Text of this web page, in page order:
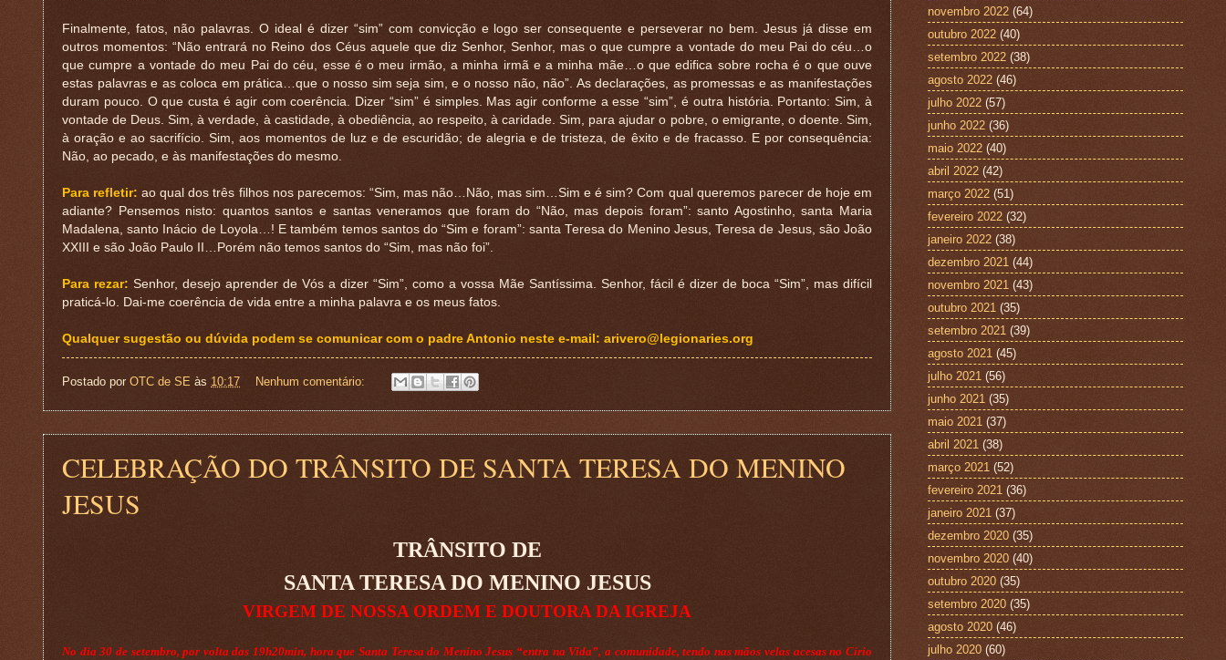
Finalmente, fatos, não palavras. O ideal é dizer “sim” com convicção e logo ser consequente e perseverar no bem. Jesus já disse em
outros momentos: “Não entrará no Reino dos Céus aquele que diz Senhor, Senhor, mas o que cumpre a vontade do meu Pai do céu…o
que cumpre a vontade do meu Pai do céu, esse é o meu irmão, a minha irmã e a minha mãe…o que edifica sobre rocha é o que ouve
estas palavras e as coloca em prática…que o nosso sim seja sim, e o nosso não, não”. As declarações, as promessas e as manifestações
duram pouco. O que custa é agir com coerência. Dizer “sim” é simples. Mas agir conforme a esse “sim”, é outra história. Portanto: Sim, à
vontade de Deus. Sim, à verdade, à castidade, à obediência, ao respeito, à caridade. Sim, para ajudar o pobre, o emigrante, o doente. Sim,
à oração e ao sacrifício. Sim, aos momentos de luz e de escuridão; de alegria e de tristeza, de êxito e de fracasso. E por consequência:
Não, ao pecado, e às manifestações do mesmo.
Para refletir: ao qual dos três filhos nos parecemos: “Sim, mas não…Não, mas sim…Sim e é sim? Com qual queremos parecer de hoje em
adiante? Pensemos nisto: quantos santos e santas veneramos que foram do “Não, mas depois foram”: santo Agostinho, santa Maria
Madalena, santo Inácio de Loyola…! E também temos santos do “Sim e foram”: santa Teresa do Menino Jesus, Teresa de Jesus, são João
XXIII e são João Paulo II…Porém não temos santos do “Sim, mas não foi”.
Para rezar: Senhor, desejo aprender de Vós a dizer “Sim”, como a vossa Mãe Santíssima. Senhor, fácil é dizer de boca “Sim”, mas difícil
praticá-lo. Dai-me coerência de vida entre a minha palavra e os meus fatos.
Qualquer sugestão ou dúvida podem se comunicar com o padre Antonio neste e-mail: arivero@legionaries.org
Postado por OTC de SE às 10:17 Nenhum comentário:
CELEBRAÇÃO DO TRÂNSITO DE SANTA TERESA DO MENINO
JESUS
TRÂNSITO DE
SANTA TERESA DO MENINO JESUS
VIRGEM DE NOSSA ORDEM E DOUTORA DA IGREJA
No dia 30 de setembro, por volta das 19h20min, hora que Santa Teresa do Menino Jesus “entra na Vida”, a comunidade, tendo nas mãos velas acesas no Círio
novembro 2022 (64)
outubro 2022 (40)
setembro 2022 (38)
agosto 2022 (46)
julho 2022 (57)
junho 2022 (36)
maio 2022 (40)
abril 2022 (42)
março 2022 (51)
fevereiro 2022 (32)
janeiro 2022 (38)
dezembro 2021 (44)
novembro 2021 (43)
outubro 2021 (35)
setembro 2021 (39)
agosto 2021 (45)
julho 2021 (56)
junho 2021 (35)
maio 2021 (37)
abril 2021 (38)
março 2021 (52)
fevereiro 2021 (36)
janeiro 2021 (37)
dezembro 2020 (35)
novembro 2020 (40)
outubro 2020 (35)
setembro 2020 (35)
agosto 2020 (46)
julho 2020 (60)